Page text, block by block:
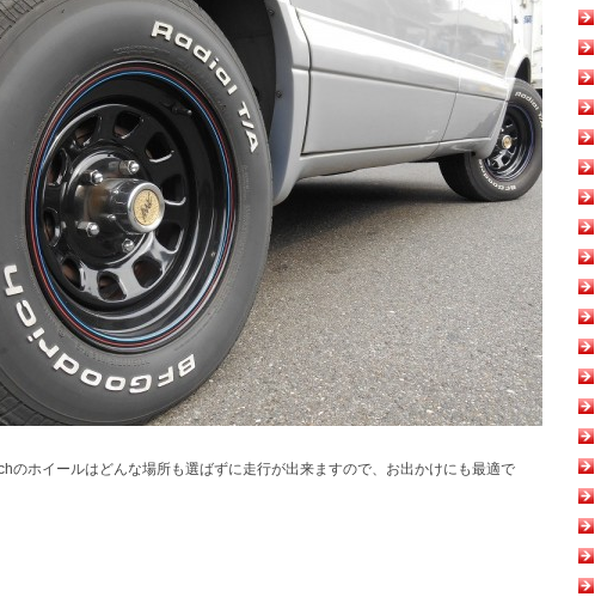
のホイールはどんな場所も選ばずに走行が出来ますので、お出かけにも最適で